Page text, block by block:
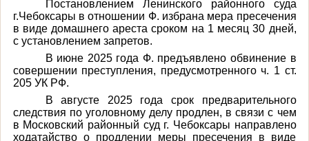
Постановлением Ленинского районного суда
г.Чебоксары в отношении Ф. избрана мера пресечения
в виде домашнего ареста сроком на 1 месяц 30 дней,
с установлением запретов.
В июне 2025 года Ф. предъявлено обвинение в
совершении преступления, предусмотренного ч. 1 ст.
205 УК РФ.
В августе 2025 года срок предварительного
следствия по уголовному делу продлен, в связи с чем
в Московский районный суд г. Чебоксары направлено
ходатайство о продлении меры пресечения в виде